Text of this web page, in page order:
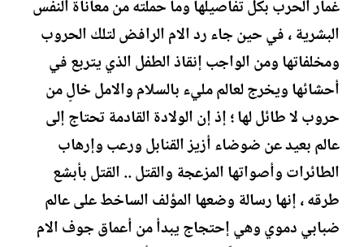
غمار الحرب بكل تفاصيلها وما حملته من معاناة النفس
البشرية ، في حين جاء رد الام الرافض لتلك الحروب
ومخلفاتها ومن الواجب إنقاذ الطفل الذي يتربع في
أحشائها ويخرج لعالم مليء بالسلام والامل خالٍ من
حروب لا طائل لها ؛ إذ إن الولادة القادمة تحتاج إلى
عالم بعيد عن ضوضاء أزيز القنابل ورعب وإرهاب
الطائرات وأصواتها المزعجة والقتل .. القتل بأبشع
طرقه ، إنها رسالة وضعها المؤلف الساخط على عالم
ضبابي دموي وهي إحتجاج يبدأ من أعماق جوف الام